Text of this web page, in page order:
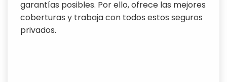
garantías posibles. Por ello, ofrece las mejores
coberturas y trabaja con todos estos seguros
privados.